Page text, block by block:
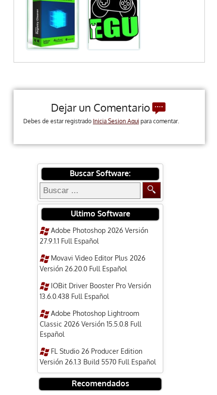
Dejar un Comentario
Debes de estar registrado Inicia Sesion Aqui para comentar.
Buscar Software:
Ultimo Software
Adobe Photoshop 2026 Versión
27.9.1.1 Full Español
Movavi Video Editor Plus 2026
Versión 26.20.0 Full Español
IOBit Driver Booster Pro Versión
13.6.0.438 Full Español
Adobe Photoshop Lightroom
Classic 2026 Versión 15.5.0.8 Full
Español
FL Studio 26 Producer Edition
Versión 26.1.3 Build 5570 Full Español
Recomendados